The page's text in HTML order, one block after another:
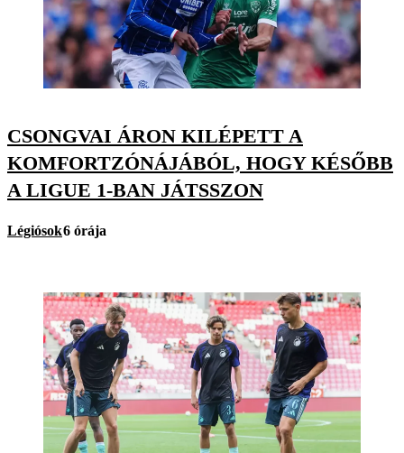
CSONGVAI ÁRON KILÉPETT A
KOMFORTZÓNÁJÁBÓL, HOGY KÉSŐBB
A LIGUE 1-BAN JÁTSSZON
Légiósok6 órája